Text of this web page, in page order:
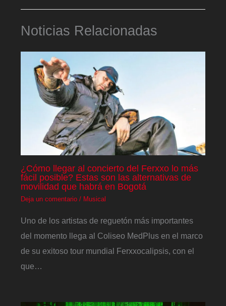
Noticias Relacionadas
¿Cómo llegar al concierto del Ferxxo lo más
fácil posible? Estas son las alternativas de
movilidad que habrá en Bogotá
Deja un comentario / Musical
Uno de los artistas de reguetón más importantes
del momento llega al Coliseo MedPlus en el marco
de su exitoso tour mundial Ferxxocalipsis, con el
que…